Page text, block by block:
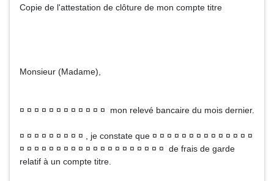
Copie de l'attestation de clôture de mon compte titre
Monsieur (Madame),
¤ ¤ ¤ ¤ ¤ ¤ ¤ ¤ ¤ ¤ ¤ ¤ mon relevé bancaire du mois dernier.
¤ ¤ ¤ ¤ ¤ ¤ ¤ ¤ ¤ , je constate que ¤ ¤ ¤ ¤ ¤ ¤ ¤ ¤ ¤ ¤ ¤ ¤ ¤ ¤
¤ ¤ ¤ ¤ ¤ ¤ ¤ ¤ ¤ ¤ ¤ ¤ ¤ ¤ ¤ ¤ ¤ ¤ ¤ ¤ de frais de garde
relatif à un compte titre.